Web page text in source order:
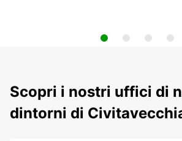
Scopri i nostri uffici di
dintorni di